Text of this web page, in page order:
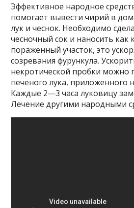
Эффективное народное
помогает вывести чирий в
­лук и чеснок. Необходимо
чесночный сок и наносить как
пораженный участок, это
созревания фурункула.
некротической пробки можно
печеного лука, приложенного
Каждые 2—3 часа луковицу
Лечение другими народными